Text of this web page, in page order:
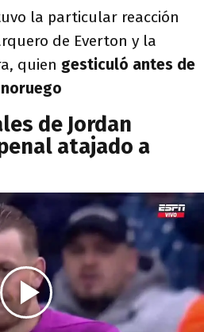
la particular reacción
de Everton y la
quien gesticuló antes de
de Jordan
atajado a